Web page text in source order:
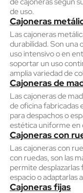
de uso.
Cajoneras
Las cajoneras
durabilidad. Son una
uso intensivo o en
soportar un uso
amplia variedad de
Cajoneras de
Las cajoneras de
de oficina fabricadas
para despachos o
estética uniforme en
Cajoneras con
Las cajoneras con
con ruedas, son las
permite desplazarlas
espacio o adaptarlas
Cajoneras fijas